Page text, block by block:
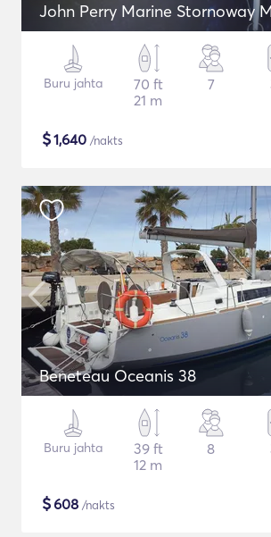
John Perry Marine Stornoway
Buru jahta
70 ft
21 m
7
$1,640 /nakts
Beneteau Oceanis 38
Buru jahta
39 ft
12 m
8
$608 /nakts